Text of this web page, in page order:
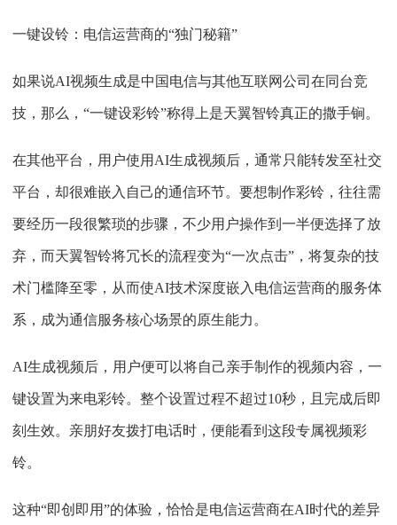
一键设铃：电信运营商的“独门秘籍”
如果说AI视频生成是中国电信与其他互联网公司在同台竞
技，那么，“一键设彩铃”称得上是天翼智铃真正的撒手锏。
在其他平台，用户使用AI生成视频后，通常只能转发至社交
平台，却很难嵌入自己的通信环节。要想制作彩铃，往往需
要经历一段很繁琐的步骤，不少用户操作到一半便选择了放
弃，而天翼智铃将冗长的流程变为“一次点击”，将复杂的技
术门槛降至零，从而使AI技术深度嵌入电信运营商的服务体
系，成为通信服务核心场景的原生能力。
AI生成视频后，用户便可以将自己亲手制作的视频内容，一
键设置为来电彩铃。整个设置过程不超过10秒，且完成后即
刻生效。亲朋好友拨打电话时，便能看到这段专属视频彩
铃。
这种“即创即用”的体验，恰恰是电信运营商在AI时代的差异